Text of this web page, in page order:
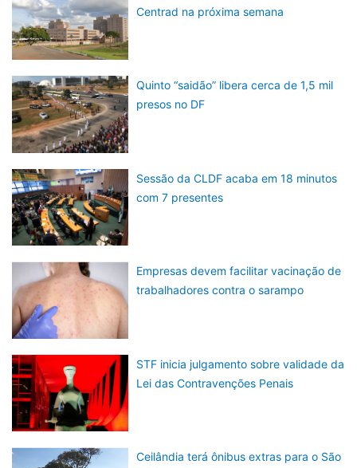
Centrad na próxima semana
Quinto “saidão” libera cerca de 1,5 mil
presos no DF
Sessão da CLDF acaba em 18 minutos
com 7 presentes
Empresas devem facilitar vacinação de
trabalhadores contra o sarampo
STF inicia julgamento sobre validade da
Lei das Contravenções Penais
Ceilândia terá ônibus extras para o São